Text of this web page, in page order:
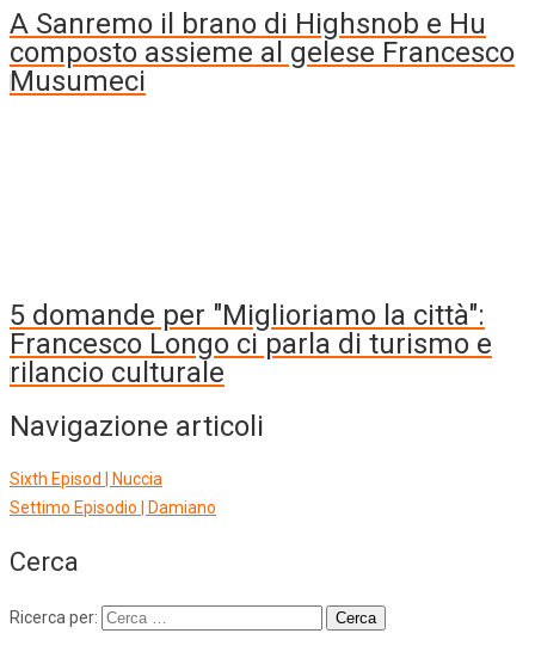
A Sanremo il brano di Highsnob e Hu
composto assieme al gelese Francesco
Musumeci
5 domande per "Miglioriamo la città":
Francesco Longo ci parla di turismo e
rilancio culturale
Navigazione articoli
Sixth Episod | Nuccia
Settimo Episodio | Damiano
Cerca
Ricerca per: